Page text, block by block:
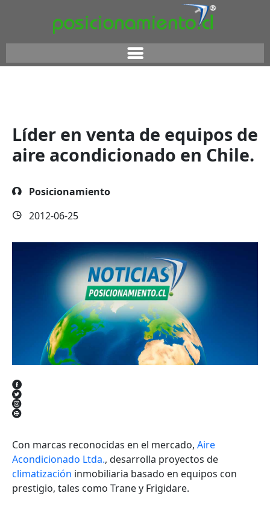
Líder en venta de equipos de
aire acondicionado en Chile.
Posicionamiento
2012-06-25
Con marcas reconocidas en el mercado, Aire
Acondicionado Ltda., desarrolla proyectos de
climatización inmobiliaria basado en equipos con
prestigio, tales como Trane y Frigidare.